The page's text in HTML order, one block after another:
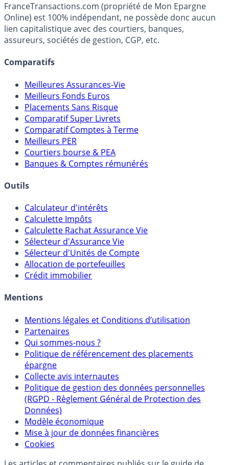
FranceTransactions.com (propriété de Mon Epargne
Online) est 100% indépendant, ne possède donc aucun
lien capitalistique avec des courtiers, banques,
assureurs, sociétés de gestion, CGP, etc.
Comparatifs
Meilleures Assurances-Vie
Meilleurs Fonds Euros
Placements Sans Risque
Comparatif Super Livrets
Comparatif Comptes à Terme
Meilleurs PER
Courtiers bourse & PEA
Banques & Comptes rémunérés
Outils
Calculateur d'intérêts
Calculette Impôts
Calculette Rachat Assurance Vie
Sélecteur d'Assurance Vie
Sélecteur d'Unités de Compte
Allocation de portefeuilles
Crédit immobilier
Mentions
Mentions légales et Conditions d’utilisation
Partenaires
Qui sommes-nous ?
Politique de référencement des placements
épargne
Collecte avis internautes
Politique de gestion des données personnelles
(RGPD - Règlement Général de Protection des
Données)
Modèle économique
Mise à jour de données financières
Cookies